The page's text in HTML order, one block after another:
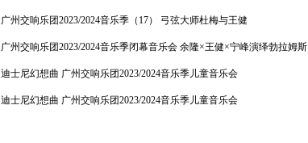
广州交响乐团2023/2024音乐季（17） 弓弦大师杜梅与王健
广州交响乐团2023/2024音乐季闭幕音乐会 余隆×王健×宁峰演绎勃拉姆斯
迪士尼幻想曲 广州交响乐团2023/2024音乐季儿童音乐会
迪士尼幻想曲 广州交响乐团2023/2024音乐季儿童音乐会